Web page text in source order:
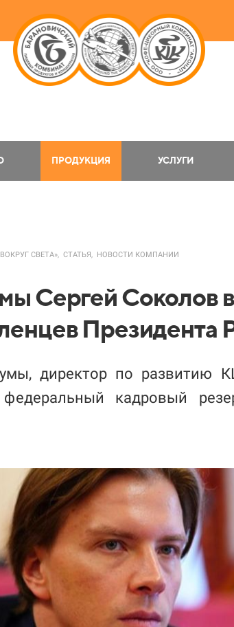
ПРОДУКЦИЯ УСЛУГИ
СВЕТА», СТАТЬЯ, НОВОСТИ КОМПАНИИ
Сергей Соколов
Президента
директор по развитию
кадровый